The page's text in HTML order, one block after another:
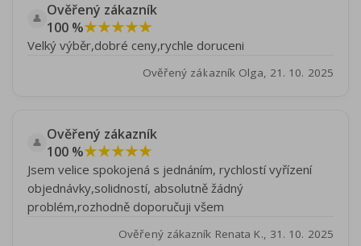
👤 Ověřený zákazník
100 %★★★★★
Velký výběr,dobré ceny,rychle doruceni
Ověřený zákazník Olga, 21. 10. 2025
👤 Ověřený zákazník
100 %★★★★★
Jsem velice spokojená s jednáním, rychlostí vyřízení
objednávky,solidností, absolutně žádný
problém,rozhodně doporučuji všem
Ověřený zákazník Renata K., 31. 10. 2025